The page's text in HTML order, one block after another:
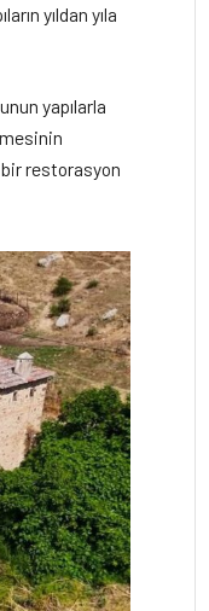
yıldan yıla
yapılarla
bir restorasyon